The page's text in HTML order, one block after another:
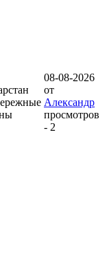
08-08-2026
от
Александр
просмотров
- 2